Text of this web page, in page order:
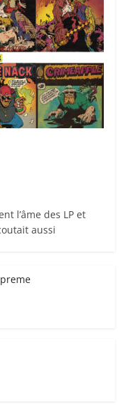
l’âme des LP et
aussi